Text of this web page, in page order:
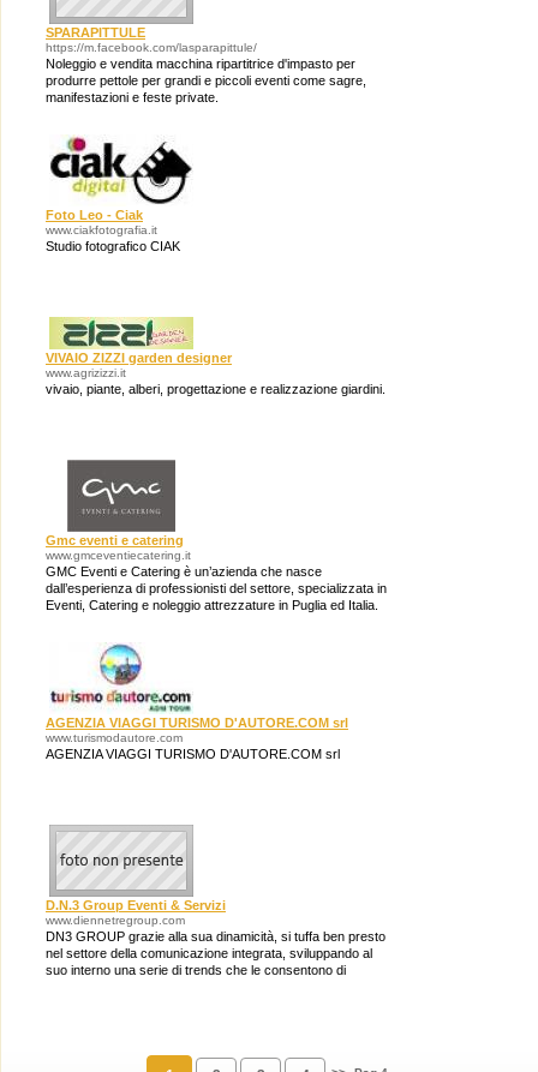
SPARAPITTULE
https://m.facebook.com/lasparapittule/
Noleggio e vendita macchina ripartitrice d'impasto per
produrre pettole per grandi e piccoli eventi come sagre,
manifestazioni e feste private.
Foto Leo - Ciak
www.ciakfotografia.it
Studio fotografico CIAK
VIVAIO ZIZZI garden designer
www.agrizizzi.it
vivaio, piante, alberi, progettazione e realizzazione giardini.
Gmc eventi e catering
www.gmceventiecatering.it
GMC Eventi e Catering è un’azienda che nasce
dall’esperienza di professionisti del settore, specializzata in
Eventi, Catering e noleggio attrezzature in Puglia ed Italia.
AGENZIA VIAGGI TURISMO D'AUTORE.COM srl
www.turismodautore.com
AGENZIA VIAGGI TURISMO D'AUTORE.COM srl
D.N.3 Group Eventi & Servizi
www.diennetregroup.com
DN3 GROUP grazie alla sua dinamicità, si tuffa ben presto
nel settore della comunicazione integrata, sviluppando al
suo interno una serie di trends che le consentono di